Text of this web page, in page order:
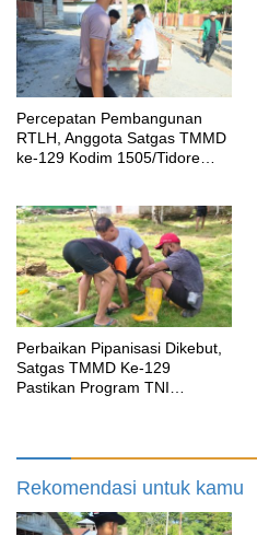
Percepatan Pembangunan
RTLH, Anggota Satgas TMMD
ke-129 Kodim 1505/Tidore
Perbaikan Pipanisasi Dikebut,
Satgas TMMD Ke-129
Pastikan Program TNI
Rekomendasi untuk kamu